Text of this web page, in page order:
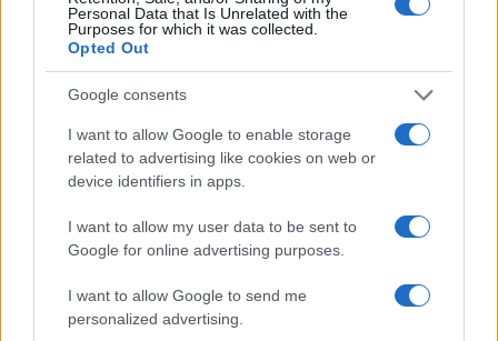
Personal Data that Is Unrelated with the
Purposes for which it was collected.
Opted Out
Google consents
I want to allow Google to enable storage
related to advertising like cookies on web or
device identifiers in apps.
I want to allow my user data to be sent to
Google for online advertising purposes.
I want to allow Google to send me
personalized advertising.
Σχολεία – Ενισχυτική διδασκαλία:
Προθεσμίες
Σχολεία: Ενισχυτική Διδασκαλία
στα ΕΠΑΛ-ΠΕΠΑΛ στα Νέα
Ελληνικά και Μαθηματικά-Το ΦΕΚ